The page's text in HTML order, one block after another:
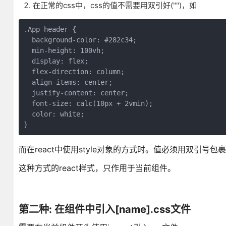
在正常的css中，css的值不需要用双引好("")，如
.App-header {
  background-color: #282c34;
  min-height: 100vh;
  display: flex;
  flex-direction: column;
  align-items: center;
  justify-content: center;
  font-size: calc(10px + 2vmin);
  color: white;
}
而在react中使用style对象的方式时。值必须用双引号包
这种方式的react样式，只作用于当前组件。
第二种: 在组件中引入[name].css文件